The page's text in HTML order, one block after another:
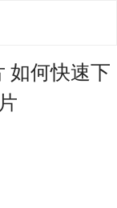
如何快速下